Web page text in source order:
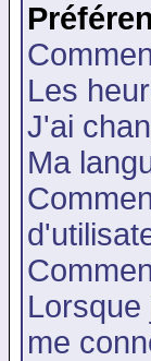
Les
J'ai
Ma
Lorsque
me